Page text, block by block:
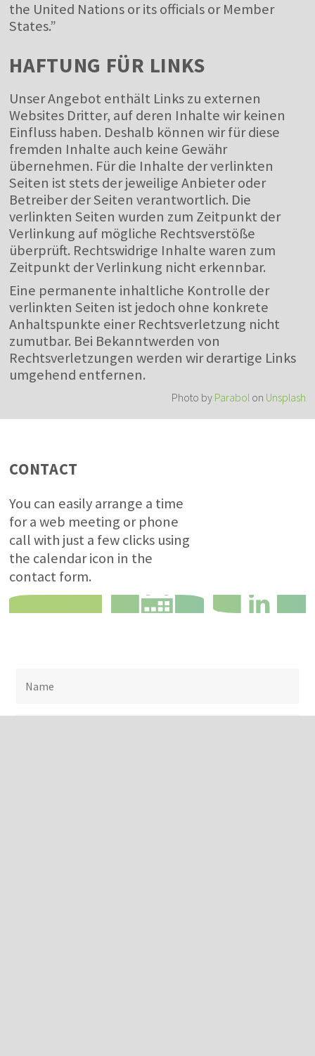
the United Nations or its officials or Member
States.”
HAFTUNG FÜR LINKS
Unser Angebot enthält Links zu externen
Websites Dritter, auf deren Inhalte wir keinen
Einfluss haben. Deshalb können wir für diese
fremden Inhalte auch keine Gewähr
übernehmen. Für die Inhalte der verlinkten
Seiten ist stets der jeweilige Anbieter oder
Betreiber der Seiten verantwortlich. Die
verlinkten Seiten wurden zum Zeitpunkt der
Verlinkung auf mögliche Rechtsverstöße
überprüft. Rechtswidrige Inhalte waren zum
Zeitpunkt der Verlinkung nicht erkennbar.
Eine permanente inhaltliche Kontrolle der
verlinkten Seiten ist jedoch ohne konkrete
Anhaltspunkte einer Rechtsverletzung nicht
zumutbar. Bei Bekanntwerden von
Rechtsverletzungen werden wir derartige Links
umgehend entfernen.
Photo by Parabolon Unsplash
CONTACT
You can easily arrange a time
for a web meeting or phone
call with just a few clicks using
the calendar icon in the
contact form.